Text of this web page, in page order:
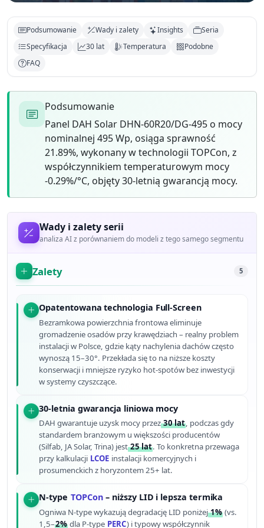
Podsumowanie Wady i zalety Insights
Seria
Specyfikacja
30 lat Temperatura
Podobne
FAQ
Podsumowanie
Panel DAH Solar DHN-60R20/DG-495 o mocy
nominalnej 495 Wp, osiąga sprawność
21.89%, wykonany w technologii TOPCon, z
współczynnikiem temperaturowym mocy
-0.29%/°C, objęty 30-letnią gwarancją mocy.
Wady i zalety serii
analiza AI z porównaniem do modeli z tego samego segmentu
Zalety 5
Opatentowana technologia Full-Screen
Bezramkowa powierzchnia frontowa eliminuje
gromadzenie osadów przy krawędziach – realny problem
instalacji w Polsce, gdzie kąty nachylenia dachów często
wynoszą 15–30°. Przekłada się to na niższe koszty
konserwacji i mniejsze ryzyko hot-spotów bez inwestycji
w systemy czyszczące.
30-letnia gwarancja liniowa mocy
DAH gwarantuje uzysk mocy przez30 lat, podczas gdy
standardem branżowym u większości producentów
(Silfab, JA Solar, Trina) jest25 lat. To konkretna przewaga
przy kalkulacji LCOE instalacji komercyjnych i
prosumenckich z horyzontem 25+ lat.
N-type TOPCon – niższy LID i lepsza termika
Ogniwa N-type wykazują degradację LID poniżej1% (vs.
1,5–2% dla P-type PERC) i typowy współczynnik